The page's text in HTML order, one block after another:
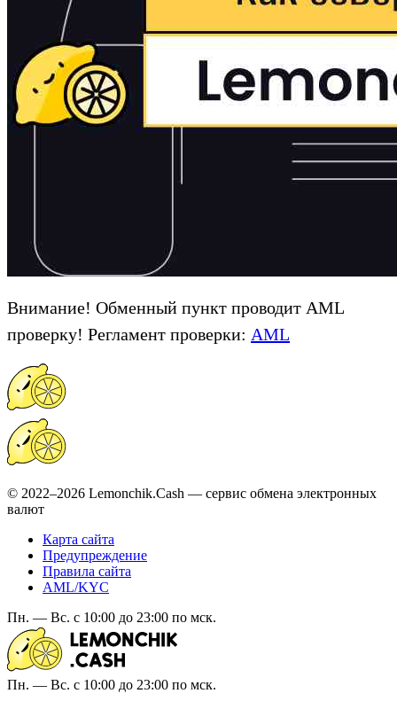
Внимание! Обменный пункт проводит AML
проверку! Регламент проверки: AML
© 2022–2026 Lemonchik.Cash — сервис обмена электронных
валют
Карта сайта
Предупреждение
Правила сайта
AML/KYC
Пн. — Вс. с 10:00 до 23:00 по мск.
Пн. — Вс. с 10:00 до 23:00 по мск.